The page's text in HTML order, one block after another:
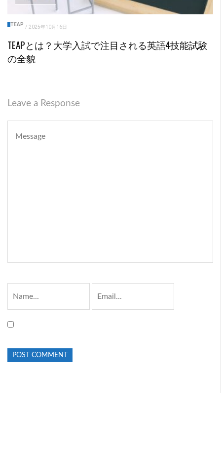
TEAP / 2025年10月16日
TEAPとは？大学入試で注目される英語4技能試験
の全貌
Leave a Response